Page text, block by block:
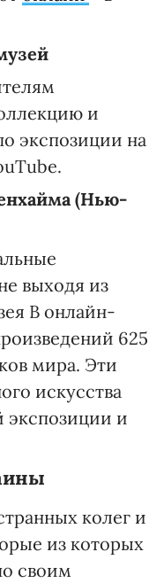
и
экспозиции на
(Нью-
выходя из
В онлайн-
625
мира. Эти
искусства
экспозиции и
колег и
из которых
своим